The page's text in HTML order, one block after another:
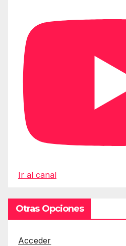
Ir al canal
Otras Opciones
Acceder